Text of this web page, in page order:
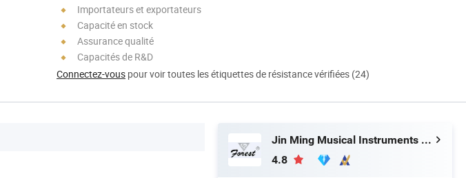
Importateurs et exportateurs
Capacité en stock
Assurance qualité
Capacités de R&D
Connectez-vous pour voir toutes les étiquettes de résistance vérifiées (24)
Jin Ming Musical Instruments Co., Ltd.
4.8